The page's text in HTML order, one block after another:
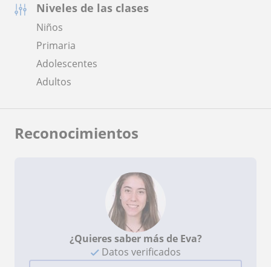
Niveles de las clases
Niños
Primaria
Adolescentes
Adultos
Reconocimientos
¿Quieres saber más de Eva?
Datos verificados